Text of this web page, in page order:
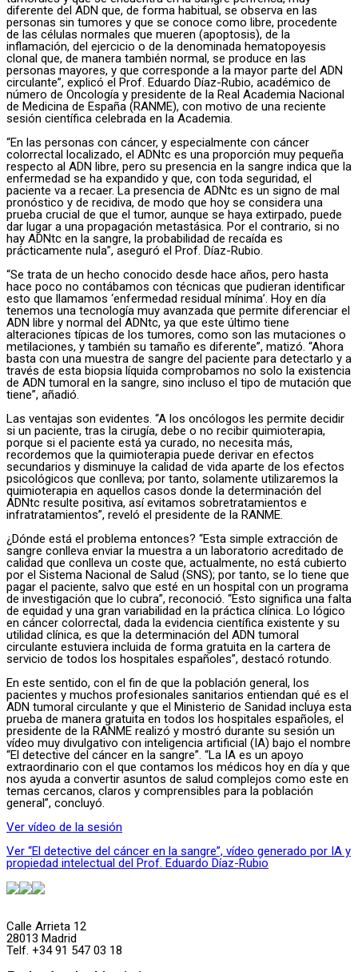
diferente del ADN que, de forma habitual, se observa en las
personas sin tumores y que se conoce como libre, procedente
de las células normales que mueren (apoptosis), de la
inflamación, del ejercicio o de la denominada hematopoyesis
clonal que, de manera también normal, se produce en las
personas mayores, y que corresponde a la mayor parte del ADN
circulante”, explicó el Prof. Eduardo Díaz-Rubio, académico de
número de Oncología y presidente de la Real Academia Nacional
de Medicina de España (RANME), con motivo de una reciente
sesión científica celebrada en la Academia.
“En las personas con cáncer, y especialmente con cáncer
colorrectal localizado, el ADNtc es una proporción muy pequeña
respecto al ADN libre, pero su presencia en la sangre indica que la
enfermedad se ha expandido y que, con toda seguridad, el
paciente va a recaer. La presencia de ADNtc es un signo de mal
pronóstico y de recidiva, de modo que hoy se considera una
prueba crucial de que el tumor, aunque se haya extirpado, puede
dar lugar a una propagación metastásica. Por el contrario, si no
hay ADNtc en la sangre, la probabilidad de recaída es
prácticamente nula”, aseguró el Prof. Díaz-Rubio.
“Se trata de un hecho conocido desde hace años, pero hasta
hace poco no contábamos con técnicas que pudieran identificar
esto que llamamos ‘enfermedad residual mínima’. Hoy en día
tenemos una tecnología muy avanzada que permite diferenciar el
ADN libre y normal del ADNtc, ya que este último tiene
alteraciones típicas de los tumores, como son las mutaciones o
metilaciones, y también su tamaño es diferente”, matizó. “Ahora
basta con una muestra de sangre del paciente para detectarlo y a
través de esta biopsia líquida comprobamos no solo la existencia
de ADN tumoral en la sangre, sino incluso el tipo de mutación que
tiene”, añadió.
Las ventajas son evidentes. “A los oncólogos les permite decidir
si un paciente, tras la cirugía, debe o no recibir quimioterapia,
porque si el paciente está ya curado, no necesita más,
recordemos que la quimioterapia puede derivar en efectos
secundarios y disminuye la calidad de vida aparte de los efectos
psicológicos que conlleva; por tanto, solamente utilizaremos la
quimioterapia en aquellos casos donde la determinación del
ADNtc resulte positiva, así evitamos sobretratamientos e
infratratamientos”, reveló el presidente de la RANME.
¿Dónde está el problema entonces? “Esta simple extracción de
sangre conlleva enviar la muestra a un laboratorio acreditado de
calidad que conlleva un coste que, actualmente, no está cubierto
por el Sistema Nacional de Salud (SNS); por tanto, se lo tiene que
pagar el paciente, salvo que esté en un hospital con un programa
de investigación que lo cubra”, reconoció. “Esto significa una falta
de equidad y una gran variabilidad en la práctica clínica. Lo lógico
en cáncer colorrectal, dada la evidencia científica existente y su
utilidad clínica, es que la determinación del ADN tumoral
circulante estuviera incluida de forma gratuita en la cartera de
servicio de todos los hospitales españoles”, destacó rotundo.
En este sentido, con el fin de que la población general, los
pacientes y muchos profesionales sanitarios entiendan qué es el
ADN tumoral circulante y que el Ministerio de Sanidad incluya esta
prueba de manera gratuita en todos los hospitales españoles, el
presidente de la RANME realizó y mostró durante su sesión un
vídeo muy divulgativo con inteligencia artificial (IA) bajo el nombre
“El detective del cáncer en la sangre”. “La IA es un apoyo
extraordinario con el que contamos los médicos hoy en día y que
nos ayuda a convertir asuntos de salud complejos como este en
temas cercanos, claros y comprensibles para la población
general”, concluyó.
Ver vídeo de la sesión
Ver “El detective del cáncer en la sangre”, vídeo generado por IA y
propiedad intelectual del Prof. Eduardo Díaz-Rubio
Calle Arrieta 12
28013 Madrid
Telf. +34 91 547 03 18